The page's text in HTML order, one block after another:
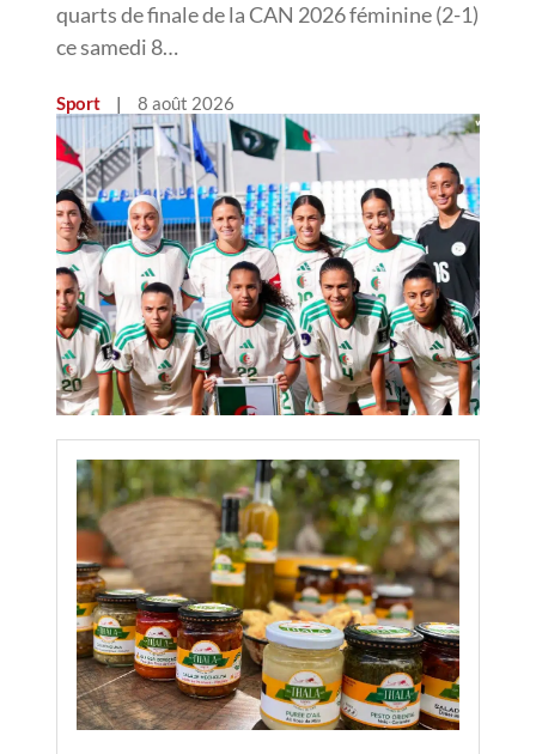
quarts de finale de la CAN 2026 féminine (2-1)
ce samedi 8…
Sport | 8 août 2026